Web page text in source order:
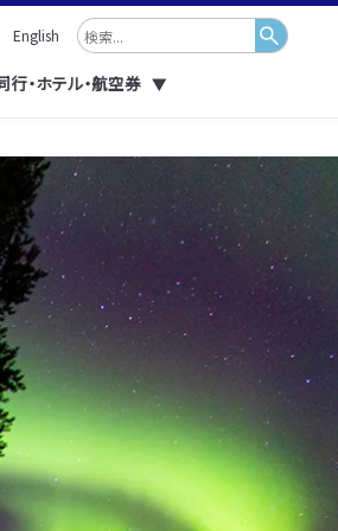
English
行・ホテル・航空券 ▼